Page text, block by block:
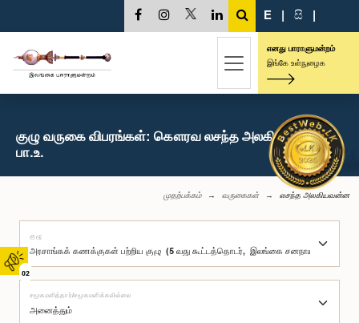
02
E | සි |
எனது பாராளுமன்றம்
இங்கே உள்நுழைக
குழு வருகை விபரங்கள்: கௌரவ லசந்த அலகியவன்ன,
பா.உ.
முதற்பக்கம் வருகைகள் லசந்த அலகியவன்ன
குழு
சமூகமளித்தார்/சமூகமளிக்கவில்லை